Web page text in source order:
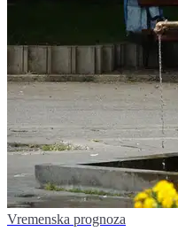
Vremenska prognoza